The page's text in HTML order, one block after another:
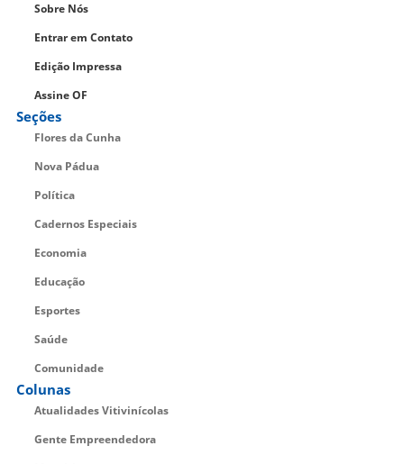
Sobre Nós
Entrar em Contato
Edição Impressa
Assine OF
Seções
Flores da Cunha
Nova Pádua
Política
Cadernos Especiais
Economia
Educação
Esportes
Saúde
Comunidade
Colunas
Atualidades Vitivinícolas
Gente Empreendedora